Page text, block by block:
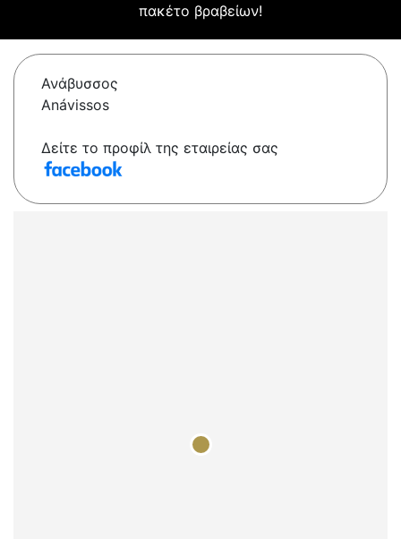
πακέτο βραβείων!
Ανάβυσσος
Anávissos
Δείτε το προφίλ της εταιρείας σας